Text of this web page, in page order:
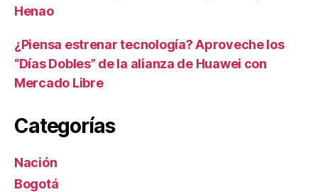
Henao
¿Piensa estrenar tecnología? Aproveche los
“Días Dobles” de la alianza de Huawei con
Mercado Libre
Categorías
Nación
Bogotá